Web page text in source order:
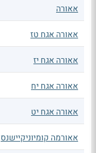
אאורה
אאורה אגח טז
אאורה אגח יז
אאורה אגח יח
אאורה אגח יט
אאורמה קומיוניקיישנס